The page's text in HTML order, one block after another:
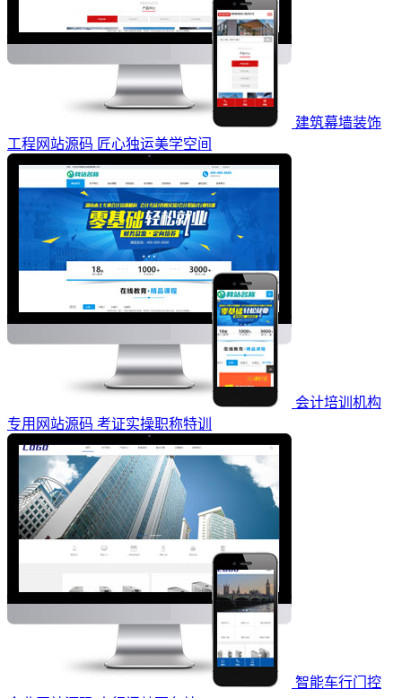
建筑幕墙装饰
工程网站源码 匠心独运美学空间
会计培训机构
专用网站源码 考证实操职称特训
智能车行门控